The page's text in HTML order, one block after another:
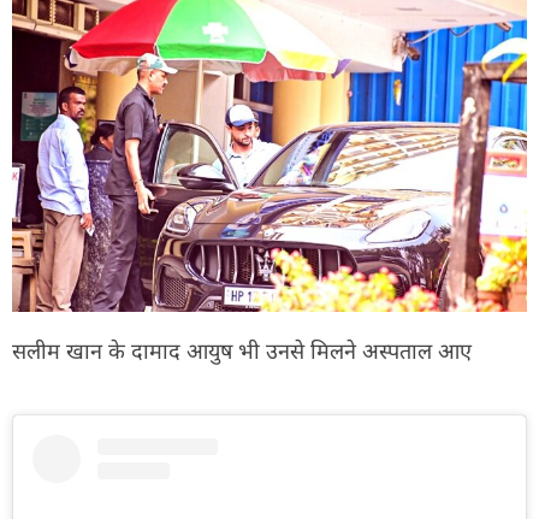
सलीम खान के दामाद आयुष भी उनसे मिलने अस्पताल आए